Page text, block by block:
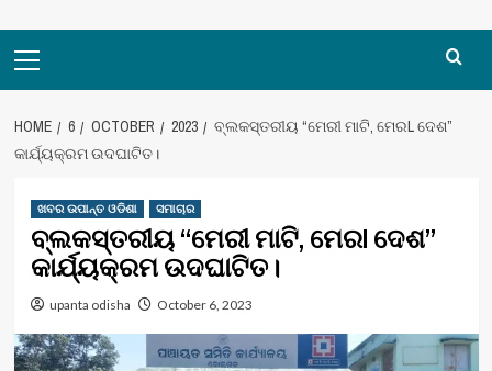
Menu
HOME 6 OCTOBER 2023
ବ୍ଲକସ୍ତରୀୟ “ମେରୀ ମାଟି, ମେରL ଦେଶ”
କାର୍ଯ୍ୟକ୍ରମ ଉଦଘାଟିତ।
ଖବର ଉପାନ୍ତ ଓଡିଶା ସମାଚାର
ବ୍ଲକସ୍ତରୀୟ “ମେରୀ ମାଟି, ମେରl ଦେଶ”
କାର୍ଯ୍ୟକ୍ରମ ଉଦଘାଟିତ।
upanta odisha October 6, 2023